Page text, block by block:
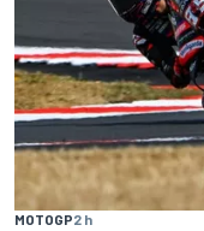
MOTOGP2 h